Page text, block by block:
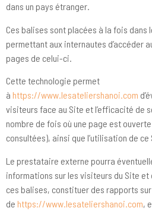
dans un pays étranger.
Ces balises sont placées à la fois dans
permettant aux internautes d’accéder
pages de celui-ci.
Cette technologie permet
à https://www.lesateliershanoi.com
visiteurs face au Site et l’efficacité de
nombre de fois où une page est
consultées), ainsi que l’utilisation de ce
Le prestataire externe pourra
informations sur les visiteurs du Site et
ces balises, constituer des rapports sur
de https://www.lesateliershanoi.com,